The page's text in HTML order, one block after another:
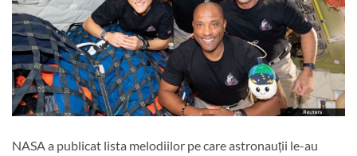
NASA a publicat lista melodiilor pe care astronauții le-au